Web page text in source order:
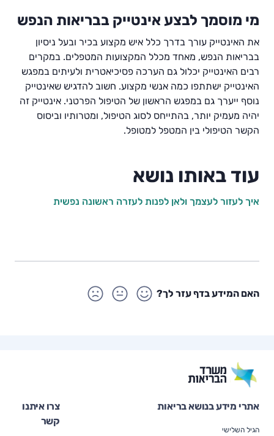
מי מוסמך לבצע אינטייק בבריאות הנפש
את האינטייק עורך בדרך כלל איש מקצוע בכיר ובעל ניסיון
בבריאות הנפש, מאחד מכלל המקצועות המטפלים. במקרים
רבים האינטייק יכלול גם הערכה פסיכיאטרית ולעיתים במפגש
האינטייק ישתתפו כמה אנשי מקצוע. חשוב להדגיש שאינטייק
נוסף ייערך גם במפגש הראשון של הטיפול הפרטני. אינטייק זה
יהיה מעמיק יותר, בהתייחס לסוג הטיפול, ומטרותיו וביסוס
הקשר הטיפולי בין המטפל למטופל.
עוד באותו נושא
איך לעזור לעצמך ולאן לפנות לעזרה ראשונה נפשית
האם המידע בדף עזר לך?
אתרי מידע בנושא בריאות
הגיל השלישי
צרו איתנו
קשר